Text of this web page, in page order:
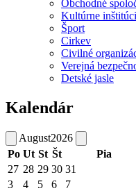
Obchodné
Kultúrne
Šport
Cirkev
Civilné
Verejná
Detské jasle
Kalendár
August2026
Po Ut St Št Pia
27 28 29 30 31
3
4 5 6 7